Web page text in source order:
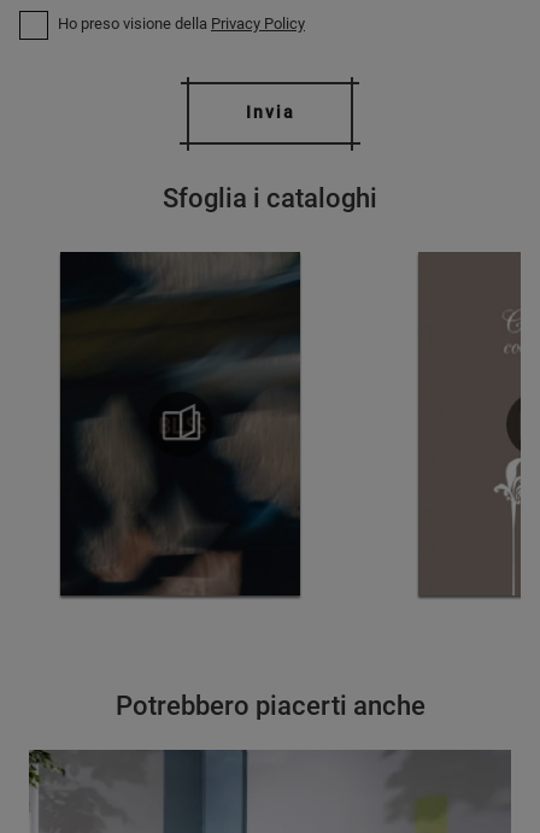
Sfoglia i cataloghi
Ho preso visione della Privacy Policy
Invia
Potrebbero piacerti anche